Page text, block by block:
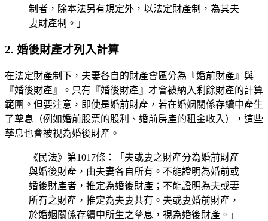
制者，除本法另有規定外，以法定財產制，為其夫
妻財產制。」
2. 婚後財產才列入計算
在法定財產制下，夫妻各自的財產會區分為『婚前財產』與
『婚後財產』。只有『婚後財產』才會被納入剩餘財產的計算
範圍。但要注意，即使是婚前財產，若在婚姻關係存續中產生
了孳息（例如婚前股票的股利、婚前房產的租金收入），這些
孳息也會被視為婚後財產。
《民法》第1017條：「夫或妻之財產分為婚前財產
與婚後財產，由夫妻各自所有。不能證明為婚前或
婚後財產者，推定為婚後財產；不能證明為夫或妻
所有之財產，推定為夫妻共有。夫或妻婚前財產，
於婚姻關係存續中所生之孳息，視為婚後財產。」